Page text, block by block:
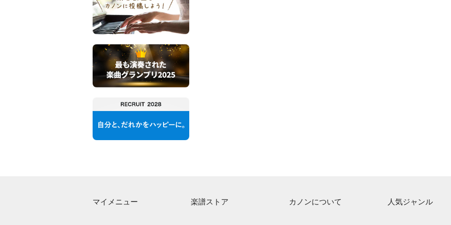
マイメニュー 楽譜ストア カノンについて 人気ジャンル